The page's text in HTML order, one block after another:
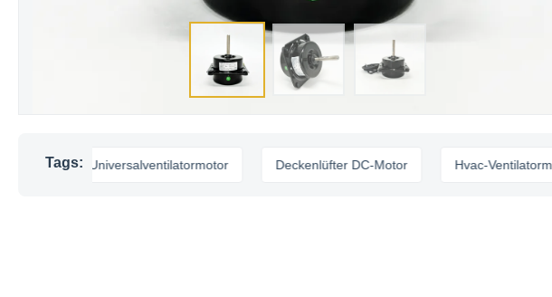
Tags:
Universalventilatormotor Deckenlüfter DC-Motor Hvac-Ventilatormotor